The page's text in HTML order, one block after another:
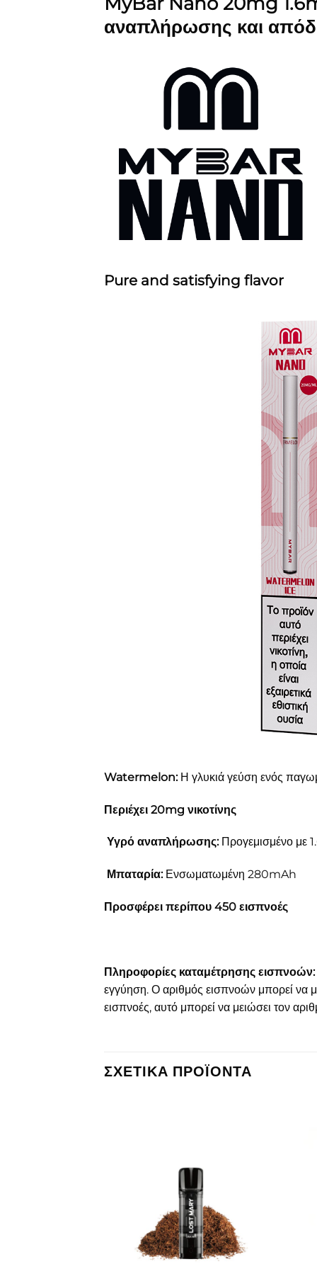
αναπλήρωσης και
Pure and satisfying flavor
Watermelon: Η γλυκιά γεύση ενός
Περιέχει 20mg νικοτίνης
Υγρό αναπλήρωσης: Προγεμισμένο με
Μπαταρία: Ενσωματωμένη 280mAh
Προσφέρει περίπου 450 εισπνοές
Πληροφορίες καταμέτρησης εισπνοών:
εγγύηση. Ο αριθμός εισπνοών μπορεί να
εισπνοές, αυτό μπορεί να μειώσει τον
ΣΧΕΤΙΚΆ ΠΡΟΪΌΝΤΑ